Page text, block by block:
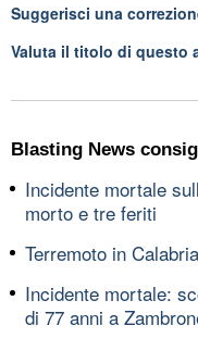
Suggerisci una
Valuta il titolo di questo
Blasting News
Incidente mortale
morto e tre feriti
Terremoto in
Incidente mortale:
di 77 anni a